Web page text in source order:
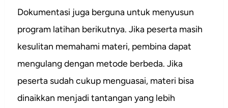
Dokumentasi juga berguna untuk menyusun
program latihan berikutnya. Jika peserta masih
kesulitan memahami materi, pembina dapat
mengulang dengan metode berbeda. Jika
peserta sudah cukup menguasai, materi bisa
dinaikkan menjadi tantangan yang lebih